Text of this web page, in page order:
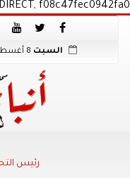
f08c47fec0942fa0
السبت
رئيس